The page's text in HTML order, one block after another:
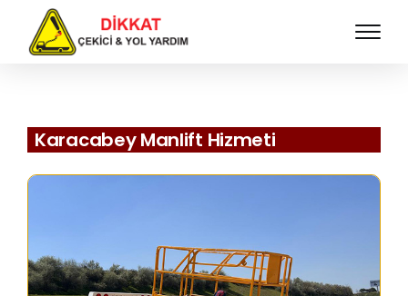
Karacabey Manlift Hizmeti